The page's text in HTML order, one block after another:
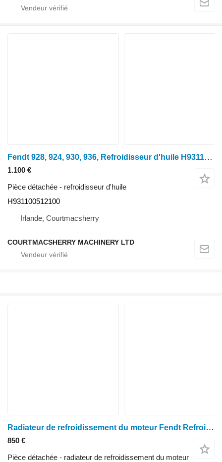
Fendt 928, 924, 930, 936, Refroidisseur d'huile H931100512100 pour tracteur à roues
1.100 €
Pièce détachée - refroidisseur d'huile
H931100512100
Irlande, Courtmacsherry
COURTMACSHERRY MACHINERY LTD
Radiateur de refroidissement du moteur Fendt Refroidisseur d'huile 928, 924, 927, 936, Refroidisseur d'huile hydraulique H9319522501 H931.952.250.100 pour tracteur à roues Fendt 928 , 924, 927, 936
850 €
Pièce détachée - radiateur de refroidissement du moteur